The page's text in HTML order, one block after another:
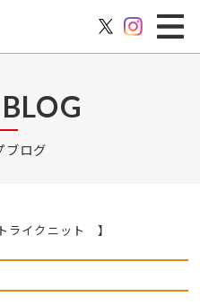
ブログ
ライクニット 】